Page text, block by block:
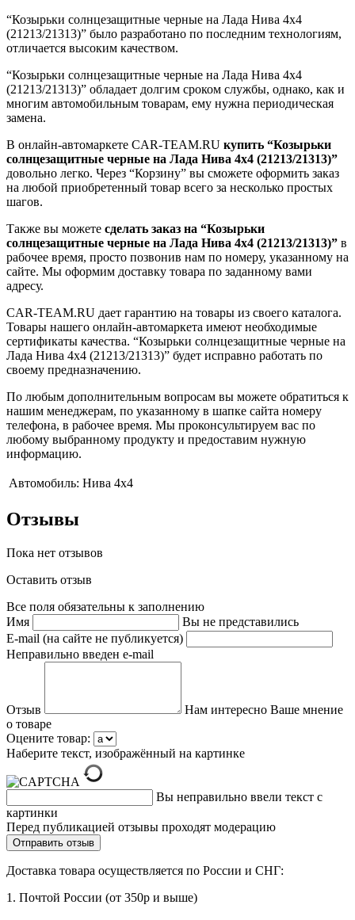
“Козырьки солнцезащитные черные на Лада Нива 4x4
(21213/21313)” было разработано по последним технологиям,
отличается высоким качеством.
“Козырьки солнцезащитные черные на Лада Нива 4x4
(21213/21313)” обладает долгим сроком службы, однако, как и
многим автомобильным товарам, ему нужна периодическая
замена.
В онлайн-автомаркете CAR-TEAM.RU купить “Козырьки
солнцезащитные черные на Лада Нива 4x4 (21213/21313)”
довольно легко. Через “Корзину” вы сможете оформить заказ
на любой приобретенный товар всего за несколько простых
шагов.
Также вы можете сделать заказ на “Козырьки
солнцезащитные черные на Лада Нива 4x4 (21213/21313)” в
рабочее время, просто позвонив нам по номеру, указанному на
сайте. Мы оформим доставку товара по заданному вами
адресу.
CAR-TEAM.RU дает гарантию на товары из своего каталога.
Товары нашего онлайн-автомаркета имеют необходимые
сертификаты качества. “Козырьки солнцезащитные черные на
Лада Нива 4x4 (21213/21313)” будет исправно работать по
своему предназначению.
По любым дополнительным вопросам вы можете обратиться к
нашим менеджерам, по указанному в шапке сайта номеру
телефона, в рабочее время. Мы проконсультируем вас по
любому выбранному продукту и предоставим нужную
информацию.
Автомобиль: Нива 4x4
Отзывы
Пока нет отзывов
Оставить отзыв
Все поля обязательны к заполнению
Имя
Вы не представились
E-mail (на сайте не публикуется)
Неправильно введен e-mail
Отзыв
Нам интересно Ваше мнение
о товаре
Оцените товар:
Наберите текст, изображённый на картинке
Вы неправильно ввели текст с
картинки
Перед публикацией отзывы проходят модерацию
Доставка товара осуществляется по России и СНГ:
1. Почтой России (от 350р и выше)